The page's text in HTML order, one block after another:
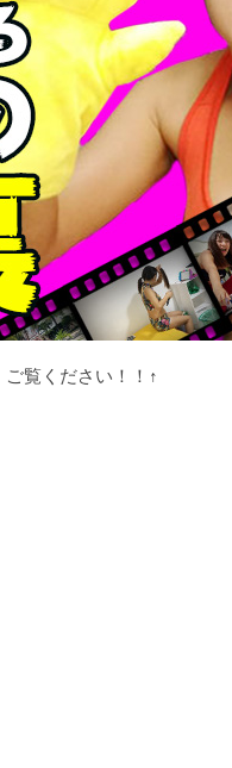
覧ください！！↑